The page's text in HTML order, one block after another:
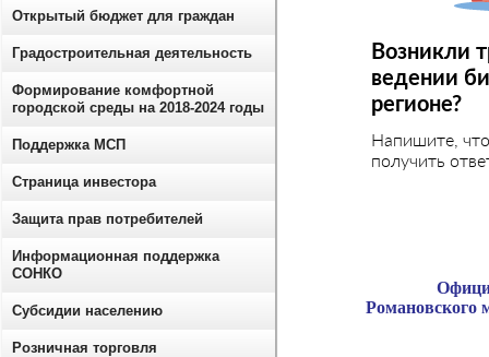
Возникли
ведении
регионе?
Напишите,
получить
Романовского
Открытый бюджет для граждан
Градостроительная деятельность
Формирование комфортной
городской среды на 2018-2024 годы
Поддержка МСП
Страница инвестора
Защита прав потребителей
Информационная поддержка
СОНКО
Субсидии населению
Розничная торговля